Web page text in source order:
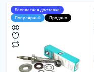
Бесплатная доставка
Популярный
Продано